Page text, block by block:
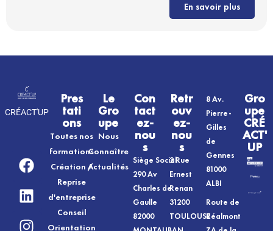
personnalisé et adapté pour améliorer la gestion de
En savoir plus
CRÉACT'UP
Pres
tati
ons
Toutes nos
formations
Création /
Reprise
d'entreprise
Conseil
Orientation
Le
Gro
upe
Nous
Connaître
Actualités
Con
tact
ez-
nou
s
Siège Social
290 Av
Charles de
Gaulle
82000
Retr
ouv
ez-
nou
s
2 Rue
Ernest
Renan
31200
TOULOUSE
8 Av.
Pierre-
Gilles
de
Gennes
81000
ALBI
Route de
Réalmont
Gro
upe
CRÉ
ACT'
UP